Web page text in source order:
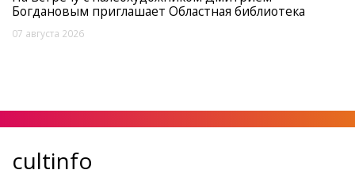
Богдановым приглашает Областная библиотека
07 августа 2026
cultinfo